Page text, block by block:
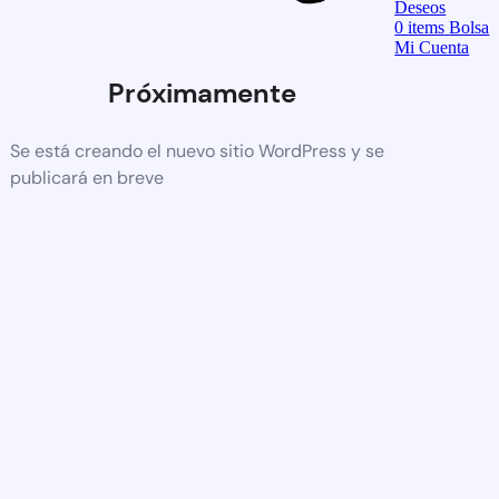
Próximamente
Se está creando el nuevo sitio WordPress y se
publicará en breve
Deseos
0items Bolsa
Mi Cuenta